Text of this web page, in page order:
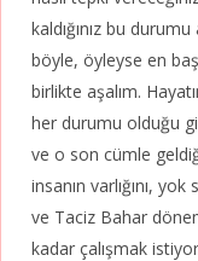
kaldığınız bu
böyle, öyleyse en
birlikte aşalım.
her durumu olduğu
ve o son cümle
insanın varlığını,
ve Taciz Bahar
kadar çalışmak